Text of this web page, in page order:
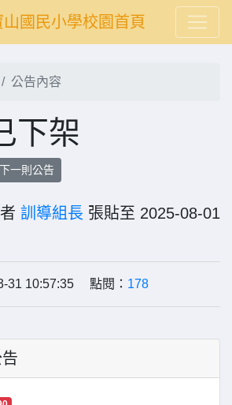
國民小學校園首頁
公告內容
下架
下一則公告
訓導組長 張貼至 2025-08-01
31 10:57:35 點閱： 178